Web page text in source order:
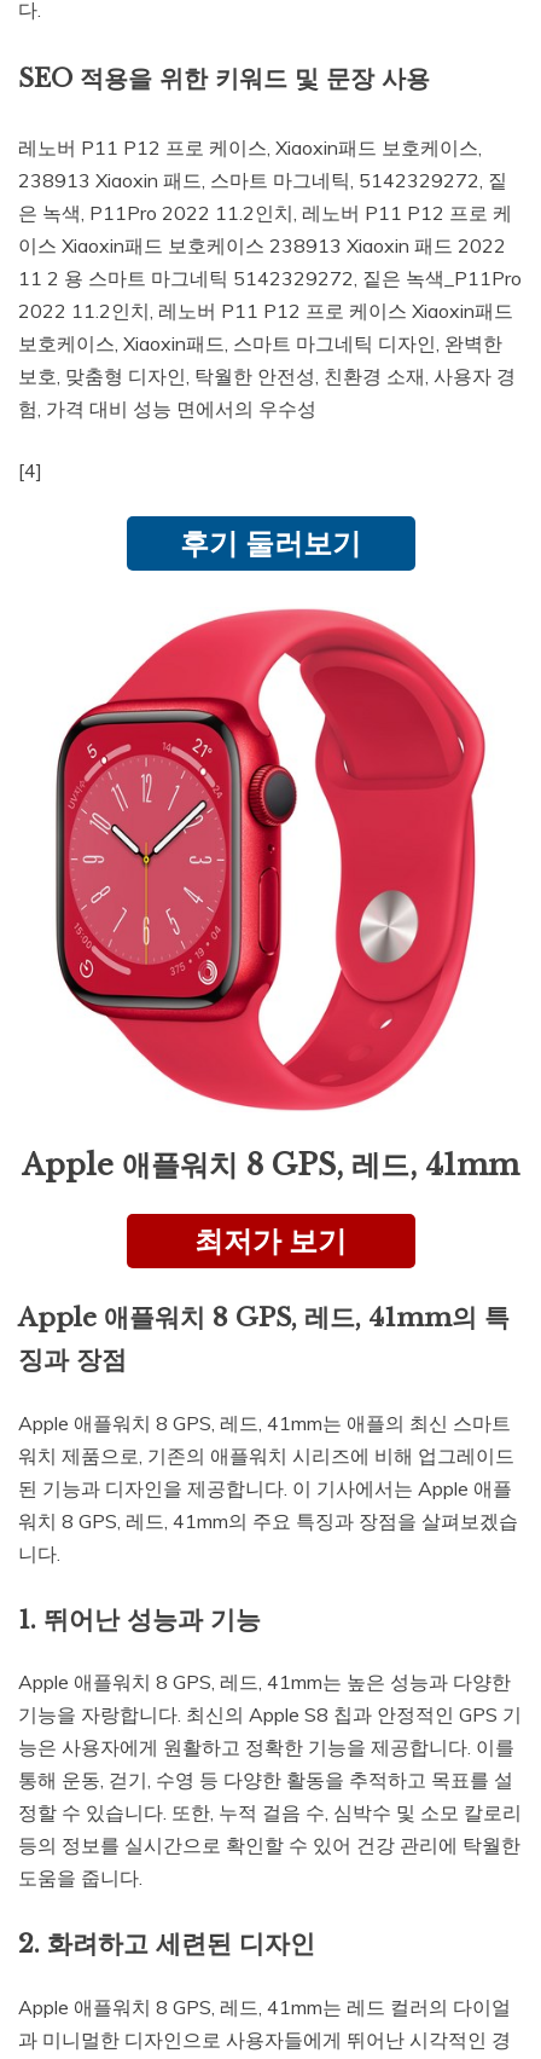
다.
SEO 적용을 위한 키워드 및 문장 사용
레노버 P11 P12 프로 케이스, Xiaoxin패드 보호케이스,
238913 Xiaoxin 패드, 스마트 마그네틱, 5142329272, 짙
은 녹색, P11Pro 2022 11.2인치, 레노버 P11 P12 프로 케
이스 Xiaoxin패드 보호케이스 238913 Xiaoxin 패드 2022
11 2 용 스마트 마그네틱 5142329272, 짙은 녹색_P11Pro
2022 11.2인치, 레노버 P11 P12 프로 케이스 Xiaoxin패드
보호케이스, Xiaoxin패드, 스마트 마그네틱 디자인, 완벽한
보호, 맞춤형 디자인, 탁월한 안전성, 친환경 소재, 사용자 경
험, 가격 대비 성능 면에서의 우수성
[4]
후기 둘러보기
Apple 애플워치 8 GPS, 레드, 41mm
최저가 보기
Apple 애플워치 8 GPS, 레드, 41mm의 특
징과 장점
Apple 애플워치 8 GPS, 레드, 41mm는 애플의 최신 스마트
워치 제품으로, 기존의 애플워치 시리즈에 비해 업그레이드
된 기능과 디자인을 제공합니다. 이 기사에서는 Apple 애플
워치 8 GPS, 레드, 41mm의 주요 특징과 장점을 살펴보겠습
니다.
1. 뛰어난 성능과 기능
Apple 애플워치 8 GPS, 레드, 41mm는 높은 성능과 다양한
기능을 자랑합니다. 최신의 Apple S8 칩과 안정적인 GPS 기
능은 사용자에게 원활하고 정확한 기능을 제공합니다. 이를
통해 운동, 걷기, 수영 등 다양한 활동을 추적하고 목표를 설
정할 수 있습니다. 또한, 누적 걸음 수, 심박수 및 소모 칼로리
등의 정보를 실시간으로 확인할 수 있어 건강 관리에 탁월한
도움을 줍니다.
2. 화려하고 세련된 디자인
Apple 애플워치 8 GPS, 레드, 41mm는 레드 컬러의 다이얼
과 미니멀한 디자인으로 사용자들에게 뛰어난 시각적인 경